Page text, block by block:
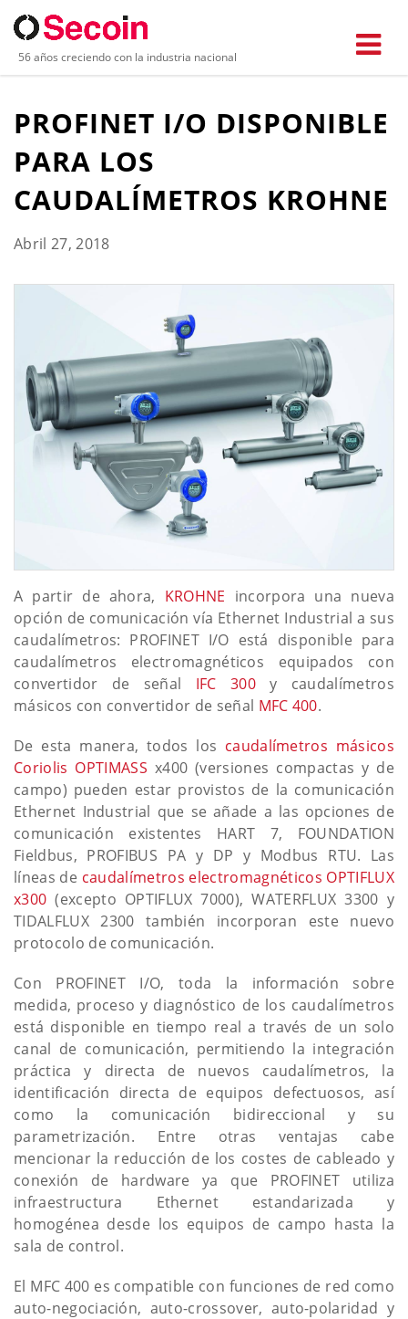
56 años creciendo con la industria nacional
PROFINET I/O DISPONIBLE
PARA LOS
CAUDALÍMETROS KROHNE
Abril 27, 2018
A partir de ahora, KROHNE incorpora una nueva
opción de comunicación vía Ethernet Industrial a sus
caudalímetros: PROFINET I/O está disponible para
caudalímetros electromagnéticos equipados con
convertidor de señal IFC 300y caudalímetros
másicos con convertidor de señal MFC 400.
De esta manera, todos los caudalímetros másicos
Coriolis OPTIMASS x400 (versiones compactas y de
campo) pueden estar provistos de la comunicación
Ethernet Industrial que se añade a las opciones de
comunicación existentes HART 7, FOUNDATION
Fieldbus, PROFIBUS PA y DP y Modbus RTU. Las
líneas de caudalímetros electromagnéticos OPTIFLUX
x300 (excepto OPTIFLUX 7000), WATERFLUX 3300 y
TIDALFLUX 2300 también incorporan este nuevo
protocolo de comunicación.
Con PROFINET I/O, toda la información sobre
medida, proceso y diagnóstico de los caudalímetros
está disponible en tiempo real a través de un solo
canal de comunicación, permitiendo la integración
práctica y directa de nuevos caudalímetros, la
identificación directa de equipos defectuosos, así
como la comunicación bidireccional y su
parametrización. Entre otras ventajas cabe
mencionar la reducción de los costes de cableado y
conexión de hardware ya que PROFINET utiliza
infraestructura Ethernet estandarizada y
homogénea desde los equipos de campo hasta la
sala de control.
El MFC 400 es compatible con funciones de red como
auto-negociación, auto-crossover, auto-polaridad y